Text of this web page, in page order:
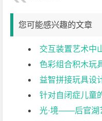
您可能感兴趣的文章
交互装置艺术中山水
色彩组合积木玩
益智拼接玩具设
针对自闭症儿童
光·境——后官湖艺